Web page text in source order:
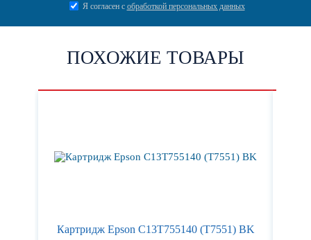
Я согласен с обработкой персональных данных
ПОХОЖИЕ ТОВАРЫ
Картридж Epson C13T755140 (T7551) BK